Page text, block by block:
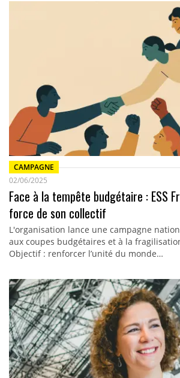
CAMPAGNE
02/06/2025
Face à la tempête budgétaire : ESS
force de son collectif
L'organisation lance une campagne
aux coupes budgétaires et à la
Objectif : renforcer l’unité du monde…